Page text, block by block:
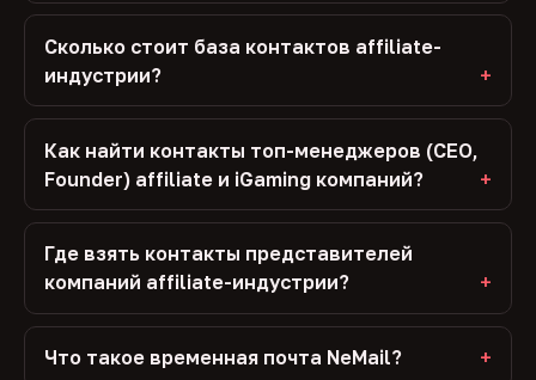
Сколько стоит база контактов affiliate-
индустрии?
Как найти контакты топ-менеджеров (CEO,
Founder) affiliate и iGaming компаний?
Где взять контакты представителей
компаний affiliate-индустрии?
Что такое временная почта NeMail?